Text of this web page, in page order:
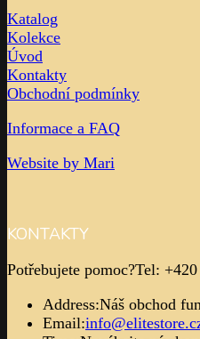
Katalog
Kolekce
Úvod
Kontakty
Obchodní podmínky
Informace a FAQ
Website by Mari
KONTAKTY
Potřebujete pomoc?Tel:
Address:Náš obchod
Email: